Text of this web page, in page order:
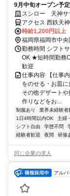
9月中旬オープン予
どコツコツ働ける
スシロー 天神サ
アクセス 西鉄天
空港線 天神5番口
徒歩約6分
時給1,200円以上
福岡県福岡市中央
勤務時間 シフト
OK ★短時間勤務
歓迎
仕事内容 【仕事
をのせる・お皿
その他デザート
作りなどをお...
制服あり 業界未経験者
1日4時間以内OK
主婦
シフト自由
学歴不問
経験者歓迎
夜間 研修
同じ企業の求人
アルバ